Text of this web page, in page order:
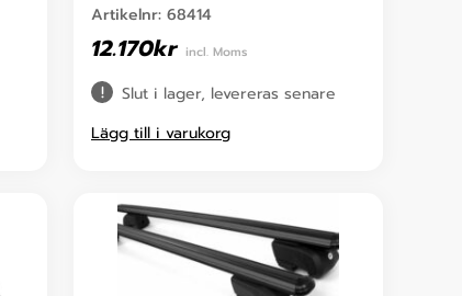
Artikelnr: 68414
12.170kr incl. Moms
Slut i lager, levereras senare
Lägg till i varukorg